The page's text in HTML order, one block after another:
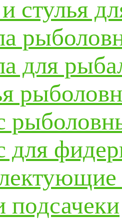
стулья
для
для
подсачеки